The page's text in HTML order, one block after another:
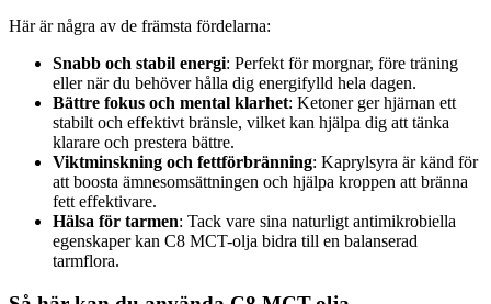
Här är några av de främsta fördelarna:
Snabb och stabil energi: Perfekt för morgnar, före träning
eller när du behöver hålla dig energifylld hela dagen.
Bättre fokus och mental klarhet: Ketoner ger hjärnan ett
stabilt och effektivt bränsle, vilket kan hjälpa dig att tänka
klarare och prestera bättre.
Viktminskning och fettförbränning: Kaprylsyra är känd för
att boosta ämnesomsättningen och hjälpa kroppen att bränna
fett effektivare.
Hälsa för tarmen: Tack vare sina naturligt antimikrobiella
egenskaper kan C8 MCT-olja bidra till en balanserad
tarmflora.